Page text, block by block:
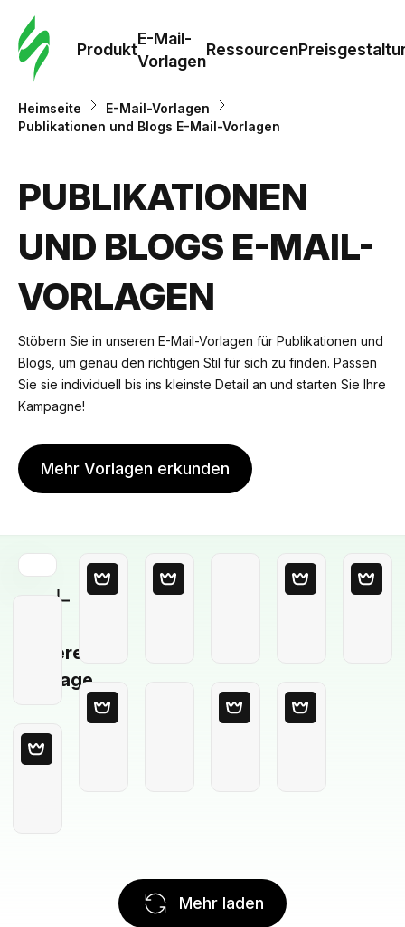
Produkt
E-Mail-
Vorlagen
Ressourcen
Heimseite
E-Mail-Vorlagen
Publikationen und Blogs E-Mail-Vorlagen
PUBLIKATIONEN
UND BLOGS E-MAIL-
VORLAGEN
Stöbern Sie in unseren E-Mail-Vorlagen für Publikationen und
Blogs, um genau den richtigen Stil für sich zu finden. Passen
Sie sie individuell bis ins kleinste Detail an und starten Sie Ihre
Kampagne!
Mehr Vorlagen erkunden
Leere
Vorlage
Mehr laden